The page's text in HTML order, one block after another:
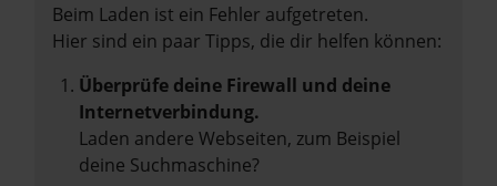
Beim Laden ist ein Fehler aufgetreten.
Hier sind ein paar Tipps, die dir helfen können:
Überprüfe deine Firewall und deine
Internetverbindung.
Laden andere Webseiten, zum Beispiel
deine Suchmaschine?